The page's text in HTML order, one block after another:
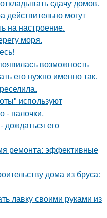
сдачу домов.
действительно могут
на настроение.
моря.
возможность
его нужно именно так.
используют
- палочки.
его
ремонта: эффективные
дома из бруса:
лавку своими руками из